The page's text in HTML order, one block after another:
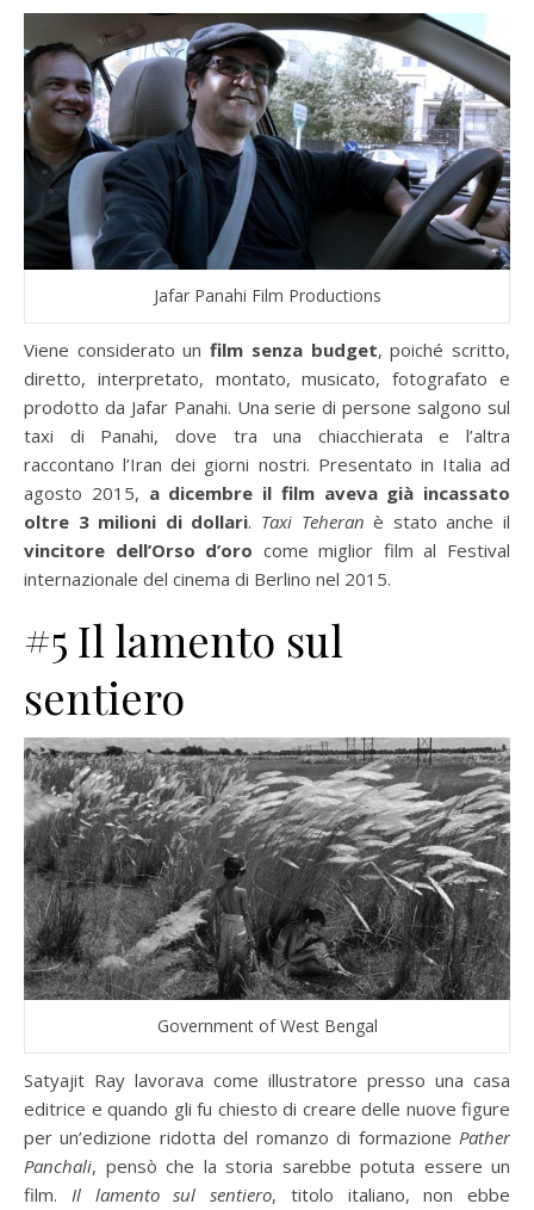
Jafar Panahi Film Productions
Viene considerato unfilm senza budget, poiché scritto,
diretto, interpretato, montato, musicato, fotografato e
prodotto da Jafar Panahi. Una serie di persone salgono sul
taxi di Panahi, dove tra una chiacchierata e l’altra
raccontano l’Iran dei giorni nostri. Presentato in Italia ad
agosto 2015, a dicembre il film aveva già incassato
oltre 3 milioni di dollari. Taxi Teheran è stato anche il
vincitore dell’Orso d’oro come miglior film al Festival
internazionale del cinema di Berlino nel 2015.
#5 Il lamento sul
sentiero
Government of West Bengal
Satyajit Ray lavorava come illustratore presso una casa
editrice e quando gli fu chiesto di creare delle nuove figure
per un’edizione ridotta del romanzo di formazione Pather
Panchali, pensò che la storia sarebbe potuta essere un
film. Il lamento sul sentiero, titolo italiano, non ebbe